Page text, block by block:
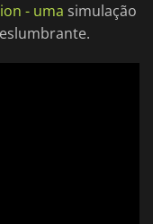
- uma simulação